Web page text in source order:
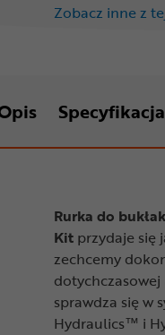
Zobacz inne z
Specyfikacja
Rurka do
Kit przydaje się
zechcemy
sprawdza się w
Hydraulics™ i